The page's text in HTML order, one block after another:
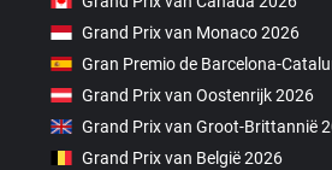
Grand Prix van Monaco 2026
Gran Premio de Barcelona-
Grand Prix van Oostenrijk 2026
Grand Prix van Groot-Brittannië
Grand Prix van België 2026